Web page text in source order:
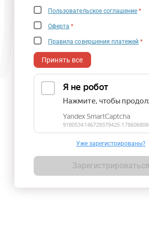
Пользовательское соглашение *
Оферта *
Правила совершения платежей *
Принять все
Уже зарегистрированы?
Зарегистрироваться